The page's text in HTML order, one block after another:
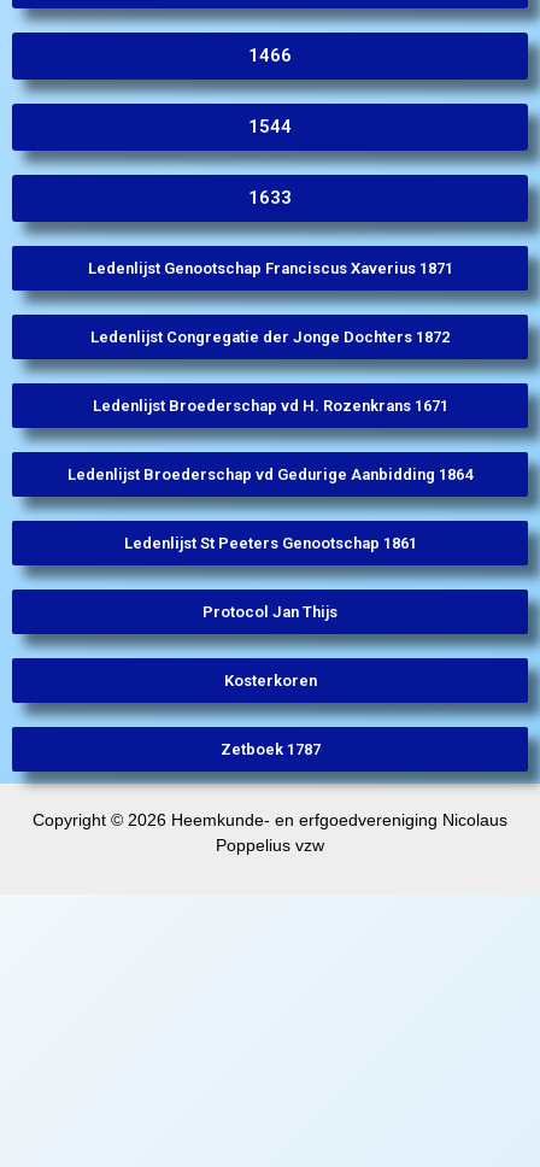
1466
1544
1633
Ledenlijst Genootschap Franciscus Xaverius 1871
Ledenlijst Congregatie der Jonge Dochters 1872
Ledenlijst Broederschap vd H. Rozenkrans 1671
Ledenlijst Broederschap vd Gedurige Aanbidding 1864
Ledenlijst St Peeters Genootschap 1861
Protocol Jan Thijs
Kosterkoren
Zetboek 1787
Copyright © 2026 Heemkunde- en erfgoedvereniging Nicolaus
Poppelius vzw